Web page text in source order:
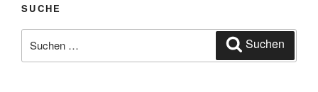
Die
Optionen
SUCHE
nach:
Suchen